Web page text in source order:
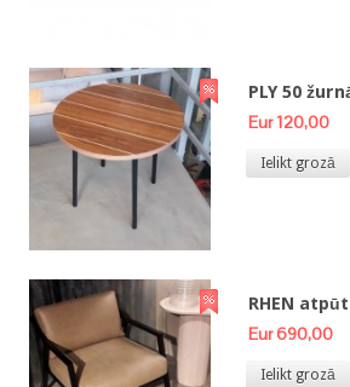
PLY 50
Eur 120,00
Ielikt grozā
RHEN
Eur 690,00
Ielikt grozā